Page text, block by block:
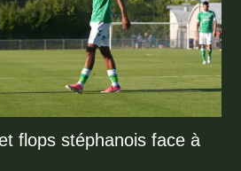
flops stéphanois face à